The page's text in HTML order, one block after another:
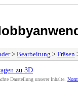
> Bearbeitung > Fräsen
zu 3D
Darstellung unserer Inhalte.